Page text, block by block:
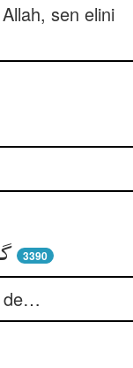
sen elini
3390
de…